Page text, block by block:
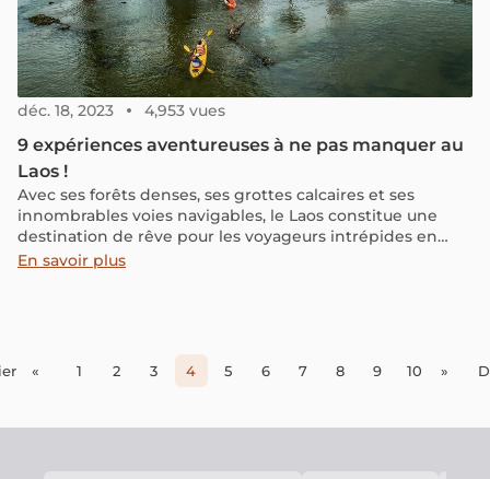
déc. 18, 2023 4,953 vues
9 expériences aventureuses à ne pas manquer au
Laos !
Avec ses forêts denses, ses grottes calcaires et ses
innombrables voies navigables, le Laos constitue une
destination de rêve pour les voyageurs intrépides en
quête d'un coin d'Asie hors des sentiers battus. Que ce
d'éléphants"
En savoir plus
« 1 2 3 4 5 6 7 8 9 10 »